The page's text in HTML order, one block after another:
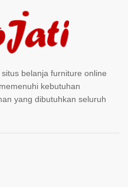
belanja furniture online
kebutuhan
yang dibutuhkan seluruh